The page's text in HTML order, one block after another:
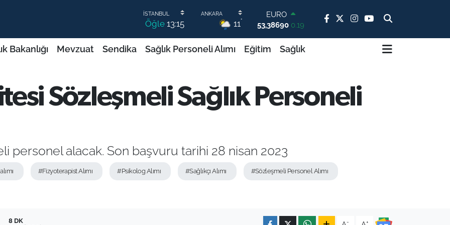
Öğle 13:15 11°
STERLİN
61,60380 0.18
6862,09000 0.19
BİST100
79.591,74
DOLAR
Bakanlığı Mevzuat Sendika Sağlık Personeli Alımı Eğitim Sağlık
Sözleşmeli Sağlık Personeli
personel alacak. Son başvuru tarihi 28 nisan 2023
#Fizyoterapist Alımı #Psikolog Alımı #Sağlıkçı Alımı #Sözleşmeli Personel Alımı
8 DK - +